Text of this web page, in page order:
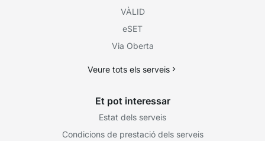
VÀLID
eSET
Via Oberta
Veure tots els serveis
Et pot interessar
Estat dels serveis
Condicions de prestació dels serveis